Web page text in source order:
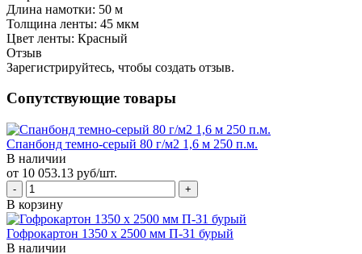
Длина намотки: 50 м
Толщина ленты: 45 мкм
Цвет ленты: Красный
Отзыв
Зарегистрируйтесь, чтобы создать отзыв.
Сопутствующие товары
Спанбонд темно-серый 80 г/м2 1,6 м 250 п.м.
В наличии
от 10 053.13 руб/шт.
В корзину
Гофрокартон 1350 х 2500 мм П-31 бурый
В наличии